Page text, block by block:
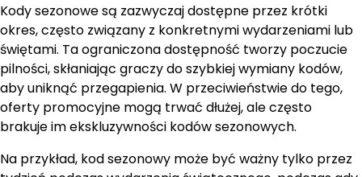
Kody sezonowe są zazwyczaj dostępne przez krótki
okres, często związany z konkretnymi wydarzeniami lub
świętami. Ta ograniczona dostępność tworzy poczucie
pilności, skłaniając graczy do szybkiej wymiany kodów,
aby uniknąć przegapienia. W przeciwieństwie do tego,
oferty promocyjne mogą trwać dłużej, ale często
brakuje im ekskluzywności kodów sezonowych.
Na przykład, kod sezonowy może być ważny tylko przez